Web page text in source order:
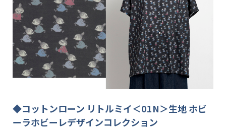
◆コットンローン リトルミイ＜01N＞生地 ホビ
ーラホビーレデザインコレクション